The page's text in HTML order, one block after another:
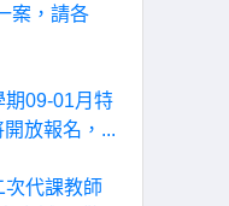
案，請各
期09-01月特
放報名，...
代課教師